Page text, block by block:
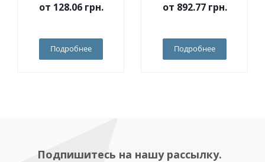
от 128.06 грн.
Подробнее
от 892.77 грн.
Подробнее
Подпишитесь на нашу рассылку.